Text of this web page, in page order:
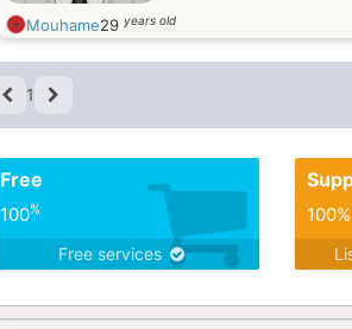
Mouhame29 years old
1
Free
100%
Free services